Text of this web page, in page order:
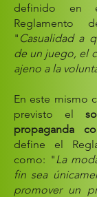
definido en
Reglamento
" Casualidad a
de un juego, el
ajeno a la
En este mismo
previsto el
propaganda
define el
como: "La
fin sea
promover un